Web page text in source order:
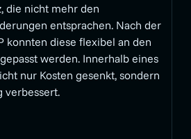
die nicht mehr den
entsprachen. Nach der
konnten diese flexibel an den
werden. Innerhalb eines
nur Kosten gesenkt, sondern
verbessert.